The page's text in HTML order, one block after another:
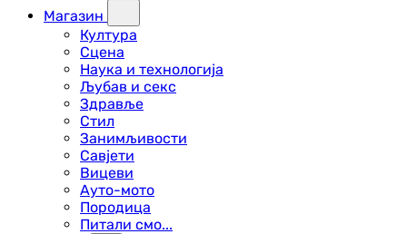
Магазин
Култура
Сцена
Наука и технологија
Љубав и секс
Здравље
Стил
Занимљивости
Савјети
Вицеви
Ауто-мото
Породица
Питали смо...